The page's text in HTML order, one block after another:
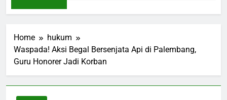
Home
hukum
Waspada! Aksi Begal Bersenjata Api di Palembang,
Guru Honorer Jadi Korban